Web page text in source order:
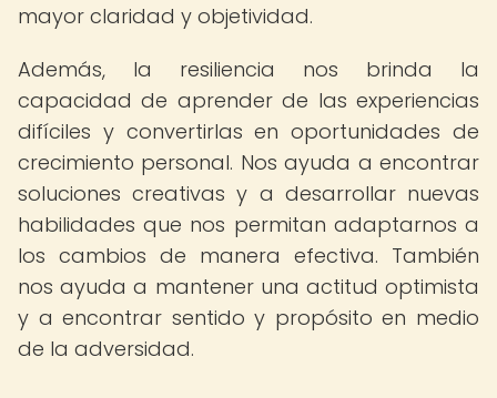
mayor claridad y objetividad.
Además, la resiliencia nos brinda la
capacidad de aprender de las experiencias
difíciles y convertirlas en oportunidades de
crecimiento personal. Nos ayuda a encontrar
soluciones creativas y a desarrollar nuevas
habilidades que nos permitan adaptarnos a
los cambios de manera efectiva. También
nos ayuda a mantener una actitud optimista
y a encontrar sentido y propósito en medio
de la adversidad.